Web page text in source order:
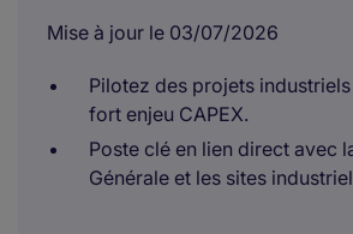
Mise à jour le 03/07/2026
Pilotez des projets
fort enjeu CAPEX.
Poste clé en lien direct avec
Générale et les sites